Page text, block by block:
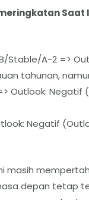
Saat
Stable/A-2 =>
tahunan,
Outlook: Negatif
Negatif
masih
depan tetap